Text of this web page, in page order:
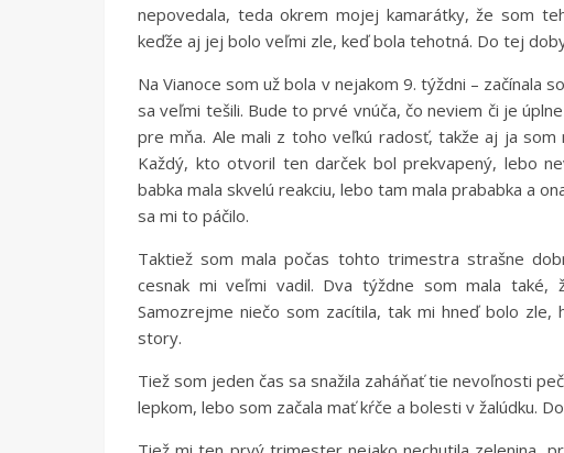
nepovedala, teda okrem mojej kamarátky, že som
keďže aj jej bolo veľmi zle, keď bola tehotná. Do tej
Na Vianoce som už bola v nejakom 9. týždni – začínala
sa veľmi tešili. Bude to prvé vnúča, čo neviem či je
pre mňa. Ale mali z toho veľkú radosť, takže aj ja
Každý, kto otvoril ten darček bol prekvapený, lebo
babka mala skvelú reakciu, lebo tam mala prababka a
sa mi to páčilo.
Taktiež som mala počas tohto trimestra strašne
cesnak mi veľmi vadil. Dva týždne som mala
Samozrejme niečo som zacítila, tak mi hneď bolo
story.
Tiež som jeden čas sa snažila zaháňať tie nevoľnosti
lepkom, lebo som začala mať kŕče a bolesti v žalúdku.